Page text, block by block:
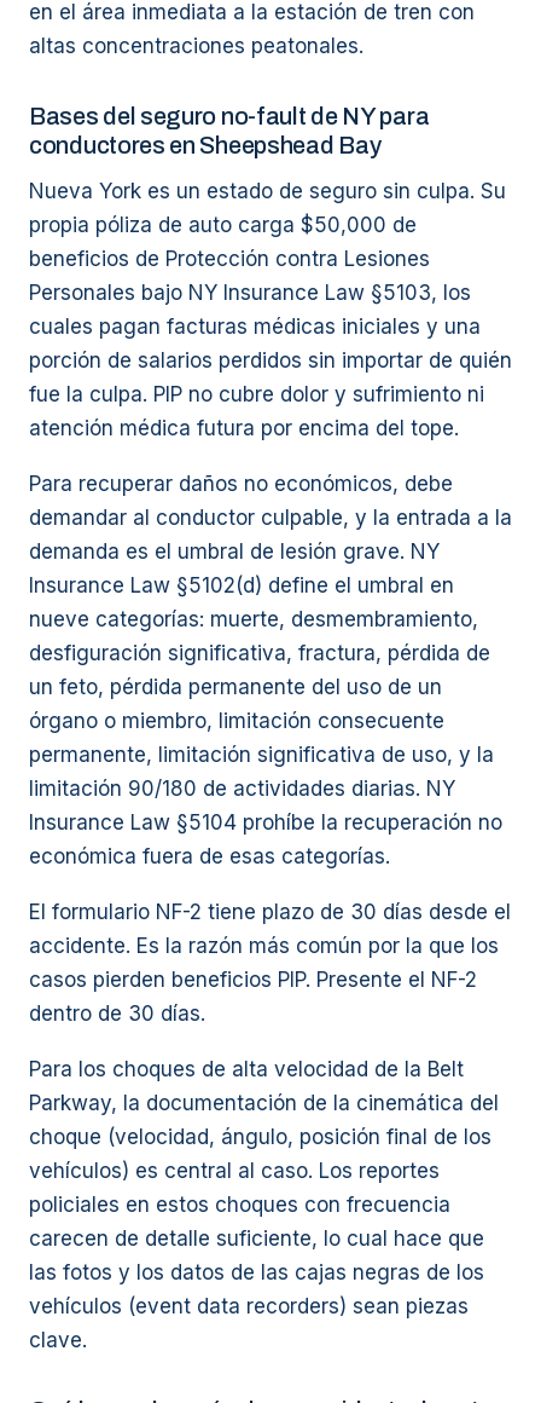
en el área inmediata a la estación de tren con
altas concentraciones peatonales.
Bases del seguro no-fault de NY para
conductores en Sheepshead Bay
Nueva York es un estado de seguro sin culpa. Su
propia póliza de auto carga $50,000 de
beneficios de Protección contra Lesiones
Personales bajo NY Insurance Law §5103, los
cuales pagan facturas médicas iniciales y una
porción de salarios perdidos sin importar de quién
fue la culpa. PIP no cubre dolor y sufrimiento ni
atención médica futura por encima del tope.
Para recuperar daños no económicos, debe
demandar al conductor culpable, y la entrada a la
demanda es el umbral de lesión grave. NY
Insurance Law §5102(d) define el umbral en
nueve categorías: muerte, desmembramiento,
desfiguración significativa, fractura, pérdida de
un feto, pérdida permanente del uso de un
órgano o miembro, limitación consecuente
permanente, limitación significativa de uso, y la
limitación 90/180 de actividades diarias. NY
Insurance Law §5104 prohíbe la recuperación no
económica fuera de esas categorías.
El formulario NF-2 tiene plazo de 30 días desde el
accidente. Es la razón más común por la que los
casos pierden beneficios PIP. Presente el NF-2
dentro de 30 días.
Para los choques de alta velocidad de la Belt
Parkway, la documentación de la cinemática del
choque (velocidad, ángulo, posición final de los
vehículos) es central al caso. Los reportes
policiales en estos choques con frecuencia
carecen de detalle suficiente, lo cual hace que
las fotos y los datos de las cajas negras de los
vehículos (event data recorders) sean piezas
clave.